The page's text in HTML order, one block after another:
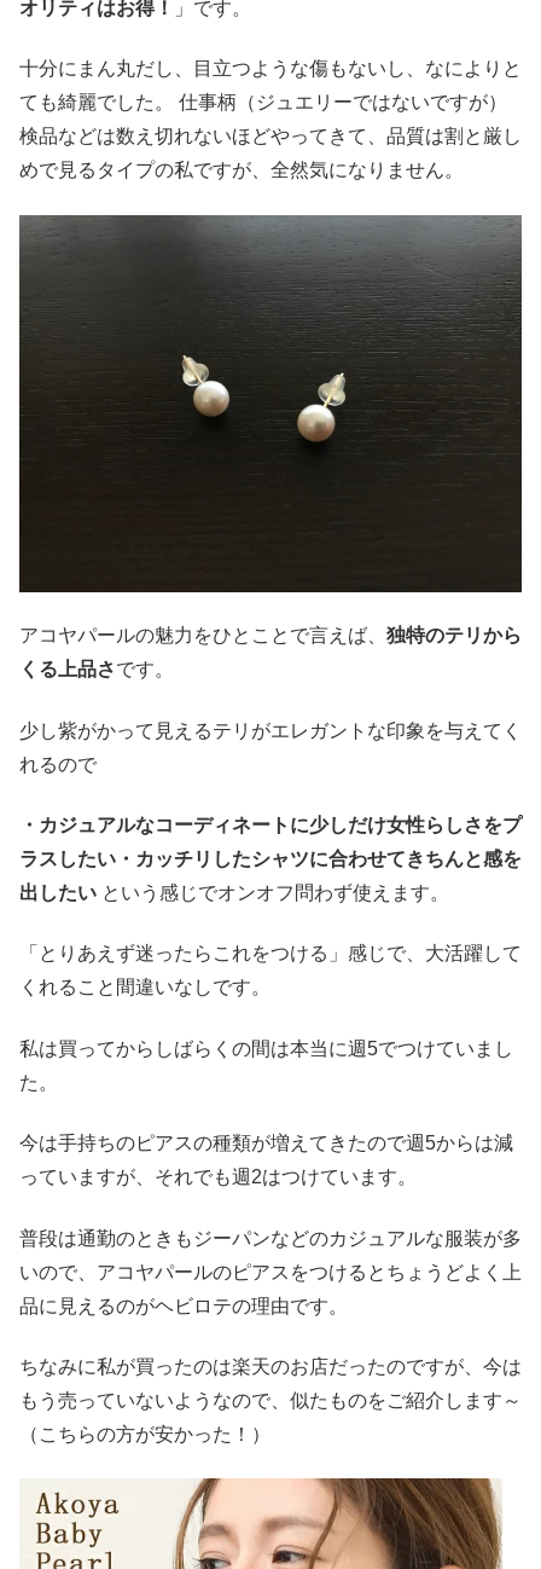
オリティはお得！ 」です。
十分にまん丸だし、目立つような傷もないし、なによりと
ても綺麗でした。 仕事柄（ジュエリーではないですが）
検品などは数え切れないほどやってきて、品質は割と厳し
めで見るタイプの私ですが、全然気になりません。
アコヤパールの魅力をひとことで言えば、 独特のテリから
くる上品さです。
少し紫がかって見えるテリがエレガントな印象を与えてく
れるので
・カジュアルなコーディネートに少しだけ女性らしさをプ
ラスしたい・カッチリしたシャツに合わせてきちんと感を
出したい という感じでオンオフ問わず使えます。
「とりあえず迷ったらこれをつける」感じで、大活躍して
くれること間違いなしです。
私は買ってからしばらくの間は本当に週5でつけていまし
た。
今は手持ちのピアスの種類が増えてきたので週5からは減
っていますが、それでも週2はつけています。
普段は通勤のときもジーパンなどのカジュアルな服装が多
いので、アコヤパールのピアスをつけるとちょうどよく上
品に見えるのがヘビロテの理由です。
ちなみに私が買ったのは楽天のお店だったのですが、今は
もう売っていないようなので、似たものをご紹介します～
（こちらの方が安かった！）